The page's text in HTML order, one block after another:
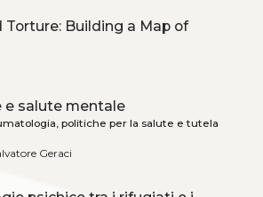
Torture: Building a Map of
e salute mentale
politiche per la salute e tutela
Geraci